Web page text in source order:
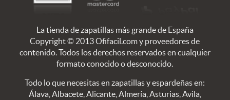
La tienda de zapatillas más grande de España
Copyright © 2013 Ofifacil.com y proveedores de
contenido. Todos los derechos reservados en cualquier
formato conocido o desconocido.
Todo lo que necesitas en zapatillas y espardeñas en:
Álava, Albacete, Alicante, Almería, Asturias, Avila,